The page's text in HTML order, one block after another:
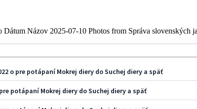
Názov 2025-07-10 Photos from Správa
o pre potápaní Mokrej diery do Suchej diery a späť
potápaní Mokrej diery do Suchej diery a späť